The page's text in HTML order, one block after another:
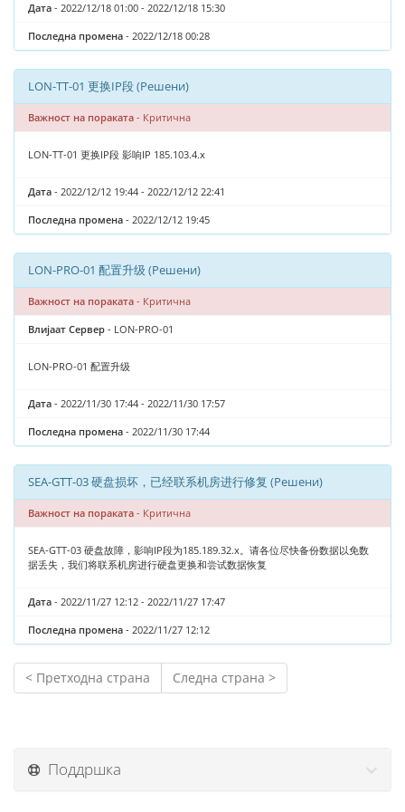
Дата - 2022/12/18 01:00 - 2022/12/18 15:30
Последна промена - 2022/12/18 00:28
LON-TT-01 更换IP段 (Решени)
Важност на пораката - Критична
LON-TT-01 更换IP段 影响IP 185.103.4.x
Дата - 2022/12/12 19:44 - 2022/12/12 22:41
Последна промена - 2022/12/12 19:45
LON-PRO-01 配置升级 (Решени)
Важност на пораката - Критична
Влијаат Сервер - LON-PRO-01
LON-PRO-01 配置升级
Дата - 2022/11/30 17:44 - 2022/11/30 17:57
Последна промена - 2022/11/30 17:44
SEA-GTT-03 硬盘损坏，已经联系机房进行修复 (Решени)
Важност на пораката - Критична
SEA-GTT-03 硬盘故障，影响IP段为185.189.32.x。请各位尽快备份数据以免数
据丢失，我们将联系机房进行硬盘更换和尝试数据恢复
Дата - 2022/11/27 12:12 - 2022/11/27 17:47
Последна промена - 2022/11/27 12:12
< Претходна страна Следна страна >
Поддршка